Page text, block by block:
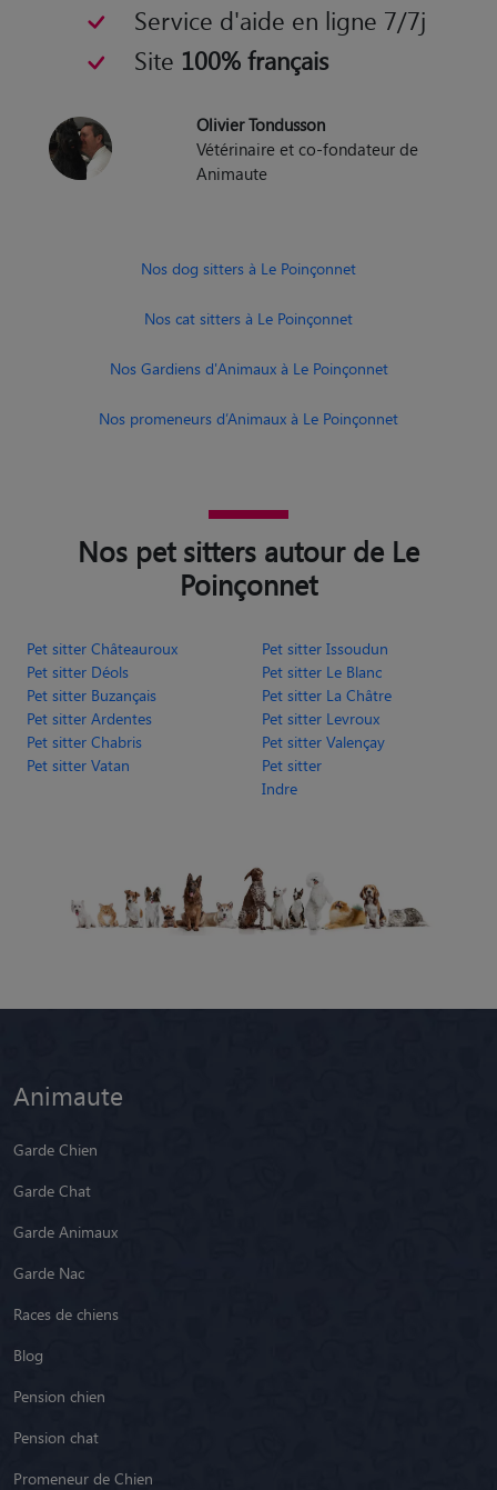
Service d'aide en ligne 7/7j
Site 100% français
Olivier Tondusson
Vétérinaire et co-fondateur de
Animaute
Nos dog sitters à Le Poinçonnet
Nos cat sitters à Le Poinçonnet
Nos Gardiens d'Animaux à Le Poinçonnet
Nos promeneurs d’Animaux à Le Poinçonnet
Nos pet sitters autour de Le
Poinçonnet
Pet sitter Châteauroux
Pet sitter Issoudun
Pet sitter Déols
Pet sitter Le Blanc
Pet sitter Buzançais
Pet sitter La Châtre
Pet sitter Ardentes
Pet sitter Levroux
Pet sitter Chabris
Pet sitter Valençay
Pet sitter Vatan
Pet sitter
Indre
Animaute
Garde Chien
Garde Chat
Garde Animaux
Garde Nac
Races de chiens
Blog
Pension chien
Pension chat
Promeneur de Chien